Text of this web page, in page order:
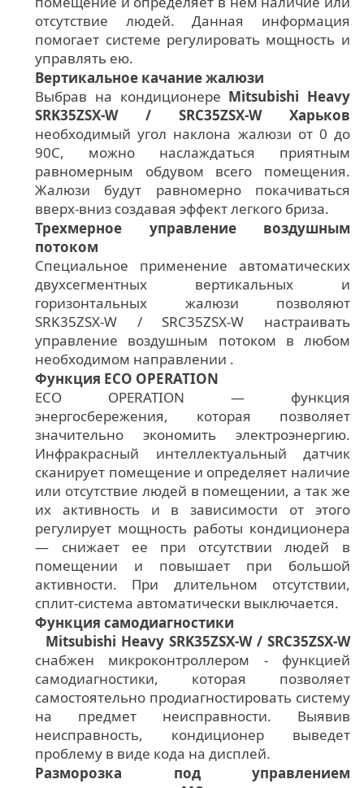
отсутствие людей. Данная информация
помогает системе регулировать мощность и
управлять ею.
Вертикальное качание жалюзи
Выбрав на кондиционере Mitsubishi Heavy
SRK35ZSX-W / SRC35ZSX-W Харьков
необходимый угол наклона жалюзи от 0 до
90С, можно наслаждаться приятным
равномерным обдувом всего помещения.
Жалюзи будут равномерно покачиваться
вверх-вниз создавая эффект легкого бриза.
Трехмерное управление воздушным
потоком
Специальное применение автоматических
двухсегментных вертикальных и
горизонтальных жалюзи позволяют
SRK35ZSX-W / SRC35ZSX-W настраивать
управление воздушным потоком в любом
необходимом направлении .
Функция ECO OPERATION
ECO OPERATION — функция
энергосбережения, которая позволяет
значительно экономить электроэнергию.
Инфракрасный интеллектуальный датчик
сканирует помещение и определяет наличие
или отсутствие людей в помещении, а так же
их активность и в зависимости от этого
регулирует мощность работы кондиционера
— снижает ее при отсутствии людей в
помещении и повышает при большой
активности. При длительном отсутствии,
сплит-система автоматически выключается.
Функция самодиагностики
Mitsubishi Heavy SRK35ZSX-W / SRC35ZSX-W
снабжен микроконтроллером - функцией
самодиагностики, которая позволяет
самостоятельно продиагностировать систему
на предмет неисправности. Выявив
неисправность, кондиционер выведет
проблему в виде кода на дисплей.
Разморозка под управлением